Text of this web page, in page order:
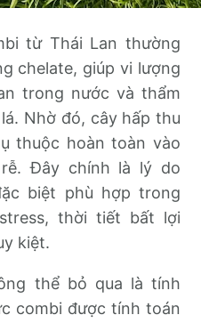
từ Thái Lan thường
chelate, giúp vi lượng
trong nước và thẩm
Nhờ đó, cây hấp thu
thuộc hoàn toàn vào
Đây chính là lý do
biệt phù hợp trong
thời tiết bất lợi
kiệt.
thể bỏ qua là tính
combi được tính toán